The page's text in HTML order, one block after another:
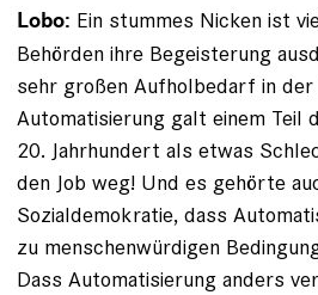
Lobo: Ein stummes Nicken ist
Behörden ihre Begeisterung
sehr großen Aufholbedarf in
Automatisierung galt einem Teil
20. Jahrhundert als etwas
den Job weg! Und es gehörte
Sozialdemokratie, dass
zu menschenwürdigen
Dass Automatisierung anders